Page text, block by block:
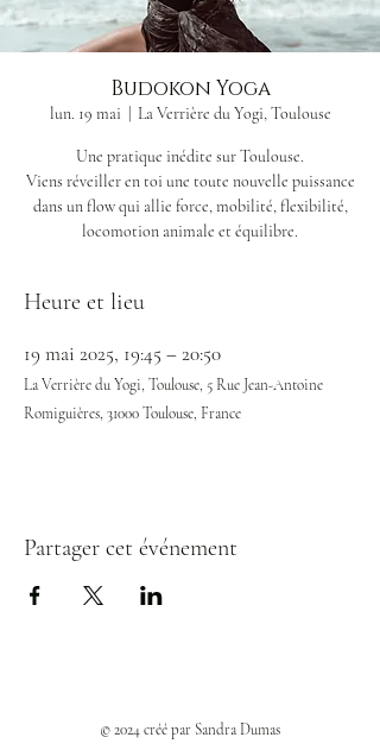
Budokon Yoga
lun. 19 mai La Verrière du Yogi, Toulouse
Une pratique inédite sur Toulouse.
Viens réveiller en toi une toute nouvelle puissance
dans un flow qui allie force, mobilité, flexibilité,
locomotion animale et équilibre.
Heure et lieu
19 mai 2025, 19:45 – 20:50
La Verrière du Yogi, Toulouse, 5 Rue Jean-Antoine
Romiguières, 31000 Toulouse, France
Partager cet événement
© 2024 créé par Sandra Dumas